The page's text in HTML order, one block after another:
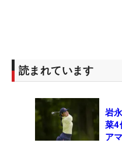
読まれています
岩
菜4
アマ